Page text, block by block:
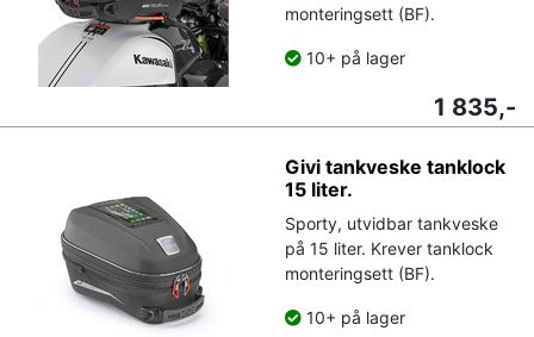
monteringsett (BF).
10+ på lager
1 835,-
Givi tankveske tanklock
15 liter.
Sporty, utvidbar tankveske
på 15 liter. Krever tanklock
monteringsett (BF).
10+ på lager